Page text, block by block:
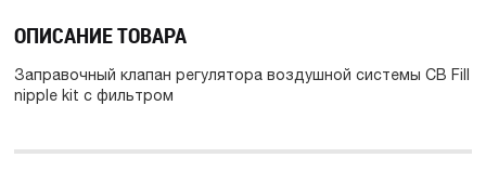
ОПИСАНИЕ ТОВАРА
Заправочный клапан регулятора воздушной системы CB Fill
nipple kit с фильтром